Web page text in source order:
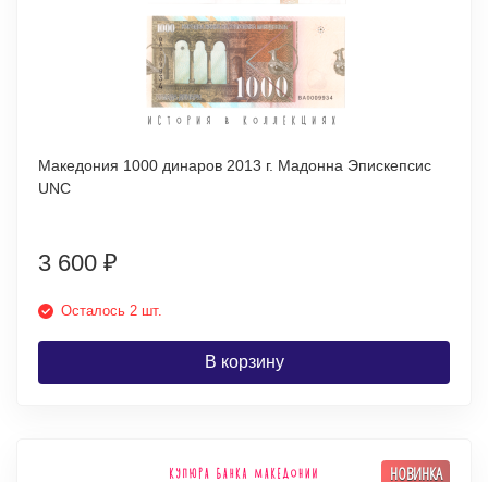
Македония 1000 динаров 2013 г. Мадонна Эпискепсис
UNC
3 600 ₽
Осталось 2 шт.
В корзину
НОВИНКА